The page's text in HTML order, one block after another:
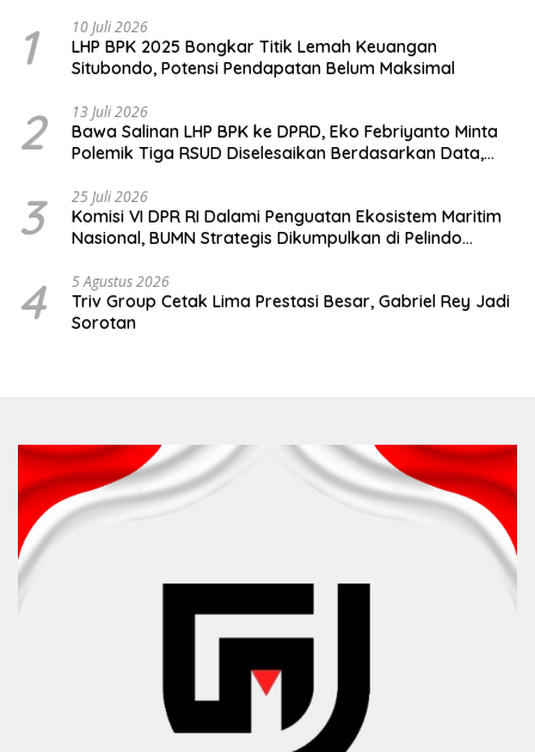
1 10 Juli 2026
LHP BPK 2025 Bongkar Titik Lemah Keuangan
Situbondo, Potensi Pendapatan Belum Maksimal
2 13 Juli 2026
Bawa Salinan LHP BPK ke DPRD, Eko Febriyanto Minta
Polemik Tiga RSUD Diselesaikan Berdasarkan Data,
3 25 Juli 2026
Komisi VI DPR RI Dalami Penguatan Ekosistem Maritim
Nasional, BUMN Strategis Dikumpulkan di Pelindo
4 5 Agustus 2026
Triv Group Cetak Lima Prestasi Besar, Gabriel Rey Jadi
Sorotan